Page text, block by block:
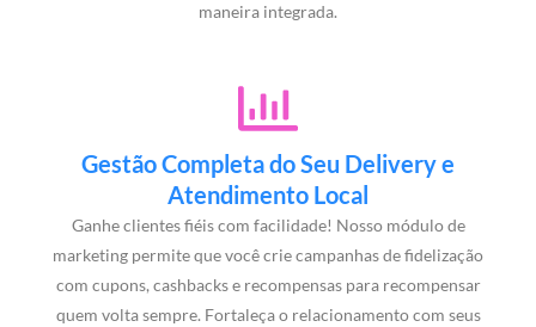
maneira integrada.
Gestão Completa do Seu Delivery e
Atendimento Local
Ganhe clientes fiéis com facilidade! Nosso módulo de
marketing permite que você crie campanhas de fidelização
com cupons, cashbacks e recompensas para recompensar
quem volta sempre. Fortaleça o relacionamento com seus